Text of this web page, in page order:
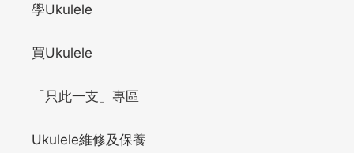
學Ukulele
買Ukulele
「只此一支」專區
Ukulele維修及保養